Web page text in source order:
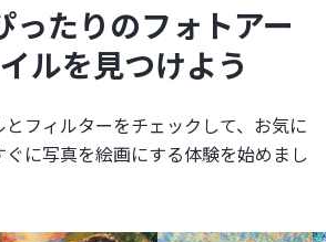
ったりのフォトアー
ルを見つけよう
フィルターをチェックして、お気に
に写真を絵画にする体験を始めまし